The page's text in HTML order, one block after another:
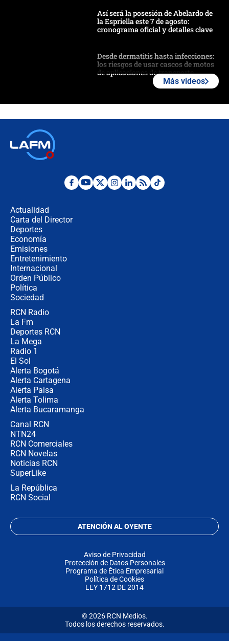
Así será la posesión de Abelardo de
la Espriella este 7 de agosto:
cronograma oficial y detalles clave
Desde dermatitis hasta infecciones:
los riesgos de usar cascos de motos
de aplicaciones de transporte
Posesión de Abelardo De La Espriella
Más videos
Actualidad
Carta del Director
Deportes
Economía
Emisiones
Entretenimiento
Internacional
Orden Público
Política
Sociedad
RCN Radio
La Fm
Deportes RCN
La Mega
Radio 1
El Sol
Alerta Bogotá
Alerta Cartagena
Alerta Paisa
Alerta Tolima
Alerta Bucaramanga
Canal RCN
NTN24
RCN Comerciales
RCN Novelas
Noticias RCN
SuperLike
La República
RCN Social
ATENCIÓN AL OYENTE
Aviso de Privacidad
Protección de Datos Personales
Programa de Ética Empresarial
Política de Cookies
LEY 1712 DE 2014
© 2026 RCN Medios.
Todos los derechos reservados.